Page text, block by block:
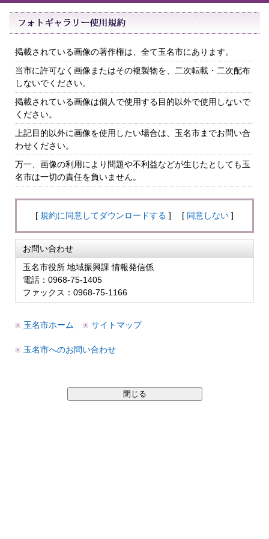
掲載されている画像の著作権は、全て玉名市にあります。
当市に許可なく画像またはその複製物を、二次転載・二次配布
しないでください。
掲載されている画像は個人で使用する目的以外で使用しないで
ください。
上記目的以外に画像を使用したい場合は、玉名市までお問い合
わせください。
万一、画像の利用により問題や不利益などが生じたとしても玉
名市は一切の責任を負いません。
[ 規約に同意してダウンロードする ] [ 同意しない ]
お問い合わせ
玉名市役所 地域振興課 情報発信係
電話：0968-75-1405
ファックス：0968-75-1166
玉名市ホーム サイトマップ
玉名市へのお問い合わせ